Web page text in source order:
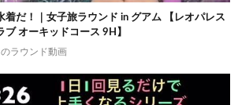
着だ！｜女子旅ラウンド in グアム 【レオパレス
ブ オーキッドコース 9H】
ラウンド動画